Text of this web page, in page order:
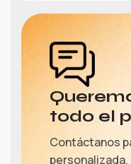
todo el
Contáctanos
personalizada.